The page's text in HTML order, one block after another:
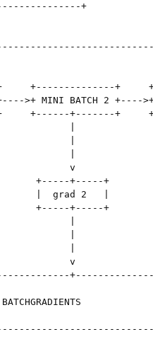
+
+--------------+
>+ MINI BATCH 2 +---->+
+------+-------+
v
+-----+-----+
|  grad 2   |
+-----+-----+
v